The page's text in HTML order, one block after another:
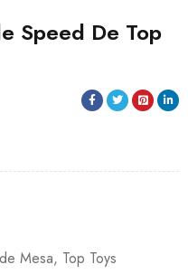
Speed De Top
Mesa, Top Toys